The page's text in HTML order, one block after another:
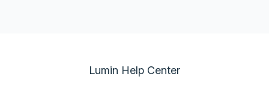
Lumin Help Center